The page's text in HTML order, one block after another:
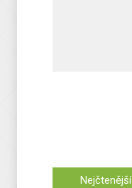
Nejčtenější